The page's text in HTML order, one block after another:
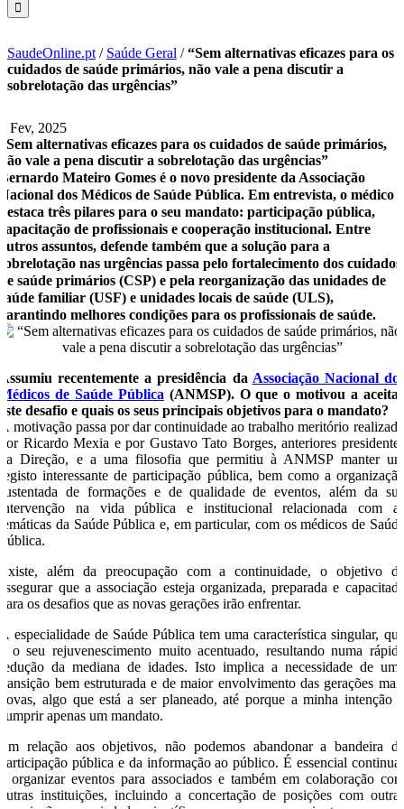
SaudeOnline.pt / Saúde Geral /“Sem alternativas eficazes para os
cuidados de saúde primários, não vale a pena discutir a
sobrelotação das urgências”
6 Fev, 2025
“Sem alternativas eficazes para os cuidados de saúde primários,
não vale a pena discutir a sobrelotação das urgências”
Bernardo Mateiro Gomes é o novo presidente da Associação
Nacional dos Médicos de Saúde Pública. Em entrevista, o médico
destaca três pilares para o seu mandato: participação pública,
capacitação de profissionais e cooperação institucional. Entre
outros assuntos, defende também que a solução para a
sobrelotação nas urgências passa pelo fortalecimento dos cuidados
de saúde primários (CSP) e pela reorganização das unidades de
saúde familiar (USF) e unidades locais de saúde (ULS),
garantindo melhores condições para os profissionais de saúde.
Assumiu recentemente a presidência da Associação Nacional dos
Médicos de Saúde Pública (ANMSP). O que o motivou a aceitar
este desafio e quais os seus principais objetivos para o mandato?
A motivação passa por dar continuidade ao trabalho meritório realizado
por Ricardo Mexia e por Gustavo Tato Borges, anteriores presidentes
da Direção, e a uma filosofia que permitiu à ANMSP manter um
registo interessante de participação pública, bem como a organização
sustentada de formações e de qualidade de eventos, além da sua
intervenção na vida pública e institucional relacionada com as
temáticas da Saúde Pública e, em particular, com os médicos de Saúde
Pública.
Existe, além da preocupação com a continuidade, o objetivo de
assegurar que a associação esteja organizada, preparada e capacitada
para os desafios que as novas gerações irão enfrentar.
A especialidade de Saúde Pública tem uma característica singular, que
é o seu rejuvenescimento muito acentuado, resultando numa rápida
redução da mediana de idades. Isto implica a necessidade de uma
transição bem estruturada e de maior envolvimento das gerações mais
novas, algo que está a ser planeado, até porque a minha intenção é
cumprir apenas um mandato.
Em relação aos objetivos, não podemos abandonar a bandeira da
participação pública e da informação ao público. É essencial continuar
a organizar eventos para associados e também em colaboração com
outras instituições, incluindo a concertação de posições com outras